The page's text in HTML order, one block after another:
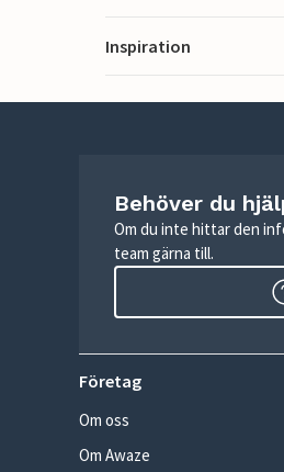
Inspiration
Behöver du
Om du inte hittar den
team gärna till.
Företag
Om oss
Om Awaze